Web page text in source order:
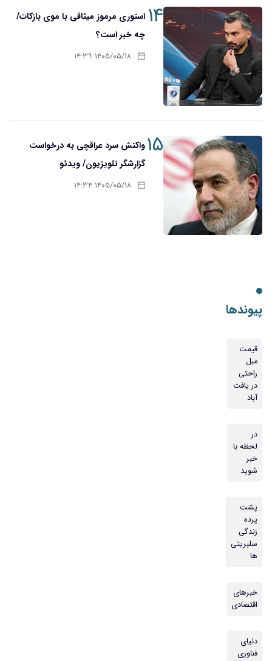
۱۴ استوری مرموز میثاقی با موی بازکات/
چه خبر است؟
۱۴۰۵/۰۵/۱۸ ۱۴:۳۹
۱۵واکنش سرد عراقچی به درخواست
گزارشگر تلویزیون/ ویدئو
۱۴۰۵/۰۵/۱۸ ۱۴:۳۴
پیوندها
قیمت
مبل
راحتی
در یافت
آباد
در
لحظه با
خبر
شوید
پشت
پرده
زندگی
سلبریتی
ها
خبرهای
اقتصادی
دنیای
فناوری